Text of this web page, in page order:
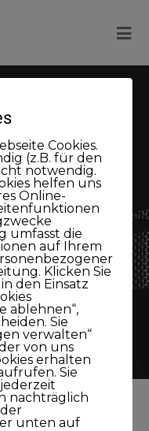
Cookies.
(z.B. für den
notwendig.
helfen uns
Online-
umfasst die
auf Ihrem
Klicken Sie
den Einsatz
ablehnen“,
Sie
verwalten“
von uns
erhalten
Sie
nachträglich
unten auf